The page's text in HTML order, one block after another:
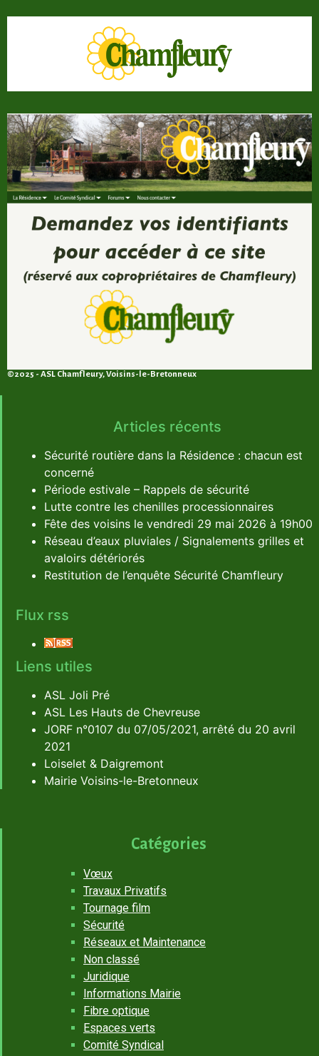
©2025 - ASL Chamfleury, Voisins-le-Bretonneux
Articles récents
Sécurité routière dans la Résidence : chacun est
concerné
Période estivale – Rappels de sécurité
Lutte contre les chenilles processionnaires
Fête des voisins le vendredi 29 mai 2026 à 19h00
Réseau d’eaux pluviales / Signalements grilles et
avaloirs détériorés
Restitution de l’enquête Sécurité Chamfleury
Flux rss
Liens utiles
ASL Joli Pré
ASL Les Hauts de Chevreuse
JORF n°0107 du 07/05/2021, arrêté du 20 avril
2021
Loiselet & Daigremont
Mairie Voisins-le-Bretonneux
Catégories
Vœux
Travaux Privatifs
Tournage film
Sécurité
Réseaux et Maintenance
Non classé
Juridique
Informations Mairie
Fibre optique
Espaces verts
Comité Syndical